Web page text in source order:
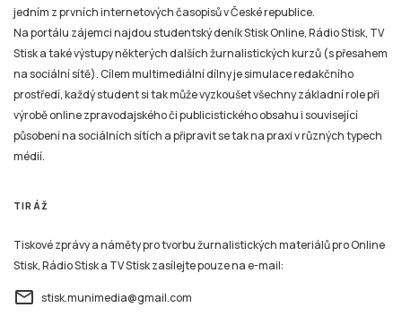
jedním z prvních internetových časopisů v České republice.
Na portálu zájemci najdou studentský deník Stisk Online, Rádio Stisk, TV
Stisk a také výstupy některých dalších žurnalistických kurzů (s přesahem
na sociální sítě). Cílem multimediální dílny je simulace redakčního
prostředí, každý student si tak může vyzkoušet všechny základní role při
výrobě online zpravodajského či publicistického obsahu i související
působení na sociálních sítích a připravit se tak na praxi v různých typech
médií.
TIRÁŽ
Tiskové zprávy a náměty pro tvorbu žurnalistických materiálů pro Online
Stisk, Rádio Stisk a TV Stisk zasílejte pouze na e-mail:
email stisk.munimedia@gmail.com